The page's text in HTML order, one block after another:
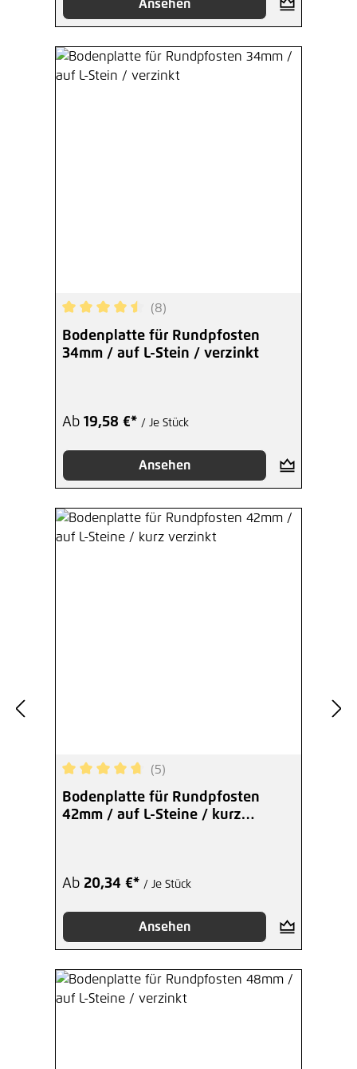
Ansehen
Durchschnittliche Bewertung von 4.5 von 5
(8)
Bodenplatte für Rundpfosten
34mm / auf L-Stein / verzinkt
Ab 19,58 €* / Je Stück
Ansehen
Durchschnittliche Bewertung von 4.8 von 5
(5)
Bodenplatte für Rundpfosten
42mm / auf L-Steine / kurz
Ab 20,34 €* / Je Stück
Ansehen